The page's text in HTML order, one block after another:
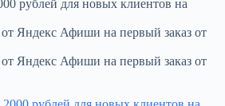
рублей для новых клиентов на
Яндекс Афиши на первый заказ от
Яндекс Афиши на первый заказ от